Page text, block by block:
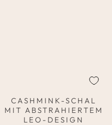
CASHMINK-SCHAL
MIT ABSTRAHIERTEM
LEO-DESIGN